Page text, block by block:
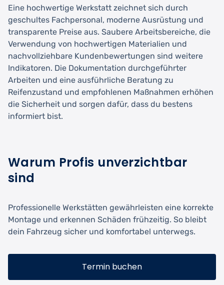
Eine hochwertige Werkstatt zeichnet sich durch
geschultes Fachpersonal, moderne Ausrüstung und
transparente Preise aus. Saubere Arbeitsbereiche, die
Verwendung von hochwertigen Materialien und
nachvollziehbare Kundenbewertungen sind weitere
Indikatoren. Die Dokumentation durchgeführter
Arbeiten und eine ausführliche Beratung zu
Reifenzustand und empfohlenen Maßnahmen erhöhen
die Sicherheit und sorgen dafür, dass du bestens
informiert bist.
Warum Profis unverzichtbar
sind
Professionelle Werkstätten gewährleisten eine korrekte
Montage und erkennen Schäden frühzeitig. So bleibt
dein Fahrzeug sicher und komfortabel unterwegs.
Termin buchen